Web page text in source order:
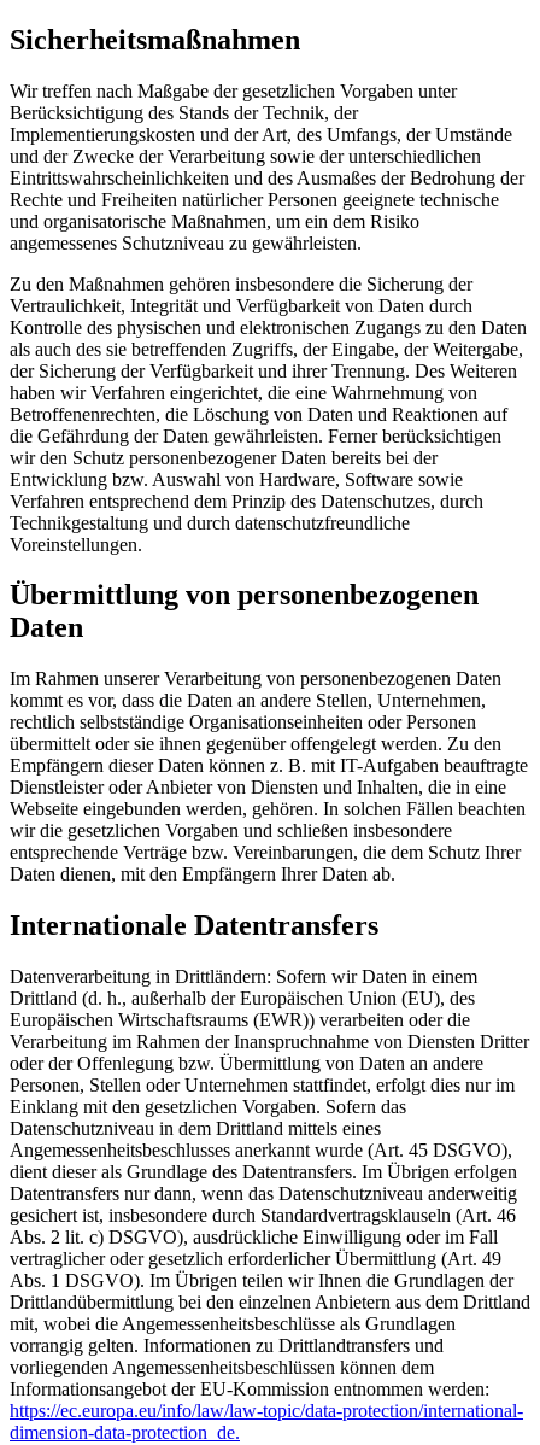
Sicherheitsmaßnahmen
Wir treffen nach Maßgabe der gesetzlichen Vorgaben unter
Berücksichtigung des Stands der Technik, der
Implementierungskosten und der Art, des Umfangs, der Umstände
und der Zwecke der Verarbeitung sowie der unterschiedlichen
Eintrittswahrscheinlichkeiten und des Ausmaßes der Bedrohung der
Rechte und Freiheiten natürlicher Personen geeignete technische
und organisatorische Maßnahmen, um ein dem Risiko
angemessenes Schutzniveau zu gewährleisten.
Zu den Maßnahmen gehören insbesondere die Sicherung der
Vertraulichkeit, Integrität und Verfügbarkeit von Daten durch
Kontrolle des physischen und elektronischen Zugangs zu den Daten
als auch des sie betreffenden Zugriffs, der Eingabe, der Weitergabe,
der Sicherung der Verfügbarkeit und ihrer Trennung. Des Weiteren
haben wir Verfahren eingerichtet, die eine Wahrnehmung von
Betroffenenrechten, die Löschung von Daten und Reaktionen auf
die Gefährdung der Daten gewährleisten. Ferner berücksichtigen
wir den Schutz personenbezogener Daten bereits bei der
Entwicklung bzw. Auswahl von Hardware, Software sowie
Verfahren entsprechend dem Prinzip des Datenschutzes, durch
Technikgestaltung und durch datenschutzfreundliche
Voreinstellungen.
Übermittlung von personenbezogenen
Daten
Im Rahmen unserer Verarbeitung von personenbezogenen Daten
kommt es vor, dass die Daten an andere Stellen, Unternehmen,
rechtlich selbstständige Organisationseinheiten oder Personen
übermittelt oder sie ihnen gegenüber offengelegt werden. Zu den
Empfängern dieser Daten können z. B. mit IT-Aufgaben beauftragte
Dienstleister oder Anbieter von Diensten und Inhalten, die in eine
Webseite eingebunden werden, gehören. In solchen Fällen beachten
wir die gesetzlichen Vorgaben und schließen insbesondere
entsprechende Verträge bzw. Vereinbarungen, die dem Schutz Ihrer
Daten dienen, mit den Empfängern Ihrer Daten ab.
Internationale Datentransfers
Datenverarbeitung in Drittländern: Sofern wir Daten in einem
Drittland (d. h., außerhalb der Europäischen Union (EU), des
Europäischen Wirtschaftsraums (EWR)) verarbeiten oder die
Verarbeitung im Rahmen der Inanspruchnahme von Diensten Dritter
oder der Offenlegung bzw. Übermittlung von Daten an andere
Personen, Stellen oder Unternehmen stattfindet, erfolgt dies nur im
Einklang mit den gesetzlichen Vorgaben. Sofern das
Datenschutzniveau in dem Drittland mittels eines
Angemessenheitsbeschlusses anerkannt wurde (Art. 45 DSGVO),
dient dieser als Grundlage des Datentransfers. Im Übrigen erfolgen
Datentransfers nur dann, wenn das Datenschutzniveau anderweitig
gesichert ist, insbesondere durch Standardvertragsklauseln (Art. 46
Abs. 2 lit. c) DSGVO), ausdrückliche Einwilligung oder im Fall
vertraglicher oder gesetzlich erforderlicher Übermittlung (Art. 49
Abs. 1 DSGVO). Im Übrigen teilen wir Ihnen die Grundlagen der
Drittlandübermittlung bei den einzelnen Anbietern aus dem Drittland
mit, wobei die Angemessenheitsbeschlüsse als Grundlagen
vorrangig gelten. Informationen zu Drittlandtransfers und
vorliegenden Angemessenheitsbeschlüssen können dem
Informationsangebot der EU-Kommission entnommen werden:
https://ec.europa.eu/info/law/law-topic/data-protection/international-
dimension-data-protection_de.